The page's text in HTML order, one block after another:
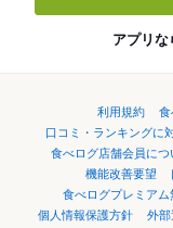
アプリな
利用規約 食
口コミ・ランキングに
食べログ店舗会員につ
機能改善要望
食べログプレミアム
個人情報保護方針
外部